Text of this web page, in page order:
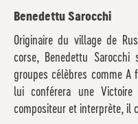
Benedettu Sarocchi
Originaire du village de
corse, Benedettu
groupes célèbres comme
lui conférera une
compositeur et interprète, il